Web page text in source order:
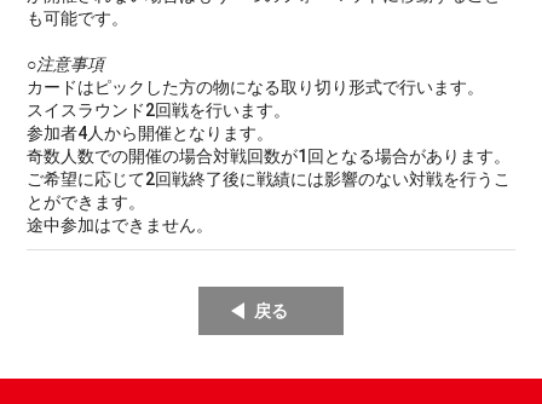
も可能です。
○注意事項
カードはピックした方の物になる取り切り形式で行います。
スイスラウンド2回戦を行います。
参加者4人から開催となります。
奇数人数での開催の場合対戦回数が1回となる場合があります。
ご希望に応じて2回戦終了後に戦績には影響のない対戦を行うこ
とができます。
途中参加はできません。
戻る